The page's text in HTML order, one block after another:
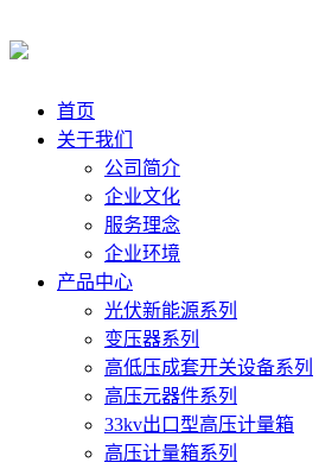
首页
关于我们
公司简介
企业文化
服务理念
企业环境
产品中心
光伏新能源系列
变压器系列
高低压成套开关设备系列
高压元器件系列
33kv出口型高压计量箱
高压计量箱系列